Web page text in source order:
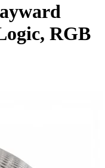
RGB